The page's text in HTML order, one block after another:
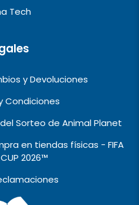
Tech
y Devoluciones
Condiciones
Sorteo de Animal Planet
en tiendas físicas - FIFA
2026™️